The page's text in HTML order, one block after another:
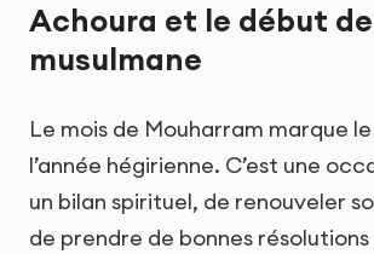
Achoura et le début de
musulmane
Le mois de Mouharram marque
l’année hégirienne. C’est une
un bilan spirituel, de renouveler
de prendre de bonnes résolutions